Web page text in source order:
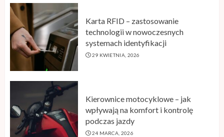
Karta RFID – zastosowanie
technologii w nowoczesnych
systemach identyfikacji
29 KWIETNIA, 2026
Kierownice motocyklowe – jak
wpływają na komfort i kontrolę
podczas jazdy
24 MARCA, 2026